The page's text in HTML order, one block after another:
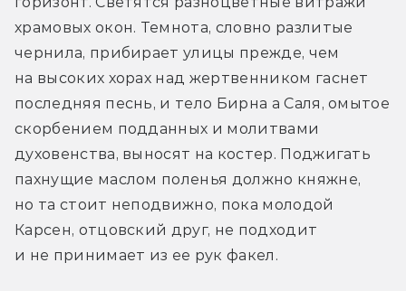
храмовых окон. Темнота, словно разлитые
чернила, прибирает улицы прежде, чем
на высоких хорах над жертвенником гаснет
последняя песнь, и тело Бирна а Саля, омытое
скорбением подданных и молитвами
духовенства, выносят на костер. Поджигать
пахнущие маслом поленья должно княжне,
но та стоит неподвижно, пока молодой
Карсен, отцовский друг, не подходит
и не принимает из ее рук факел.